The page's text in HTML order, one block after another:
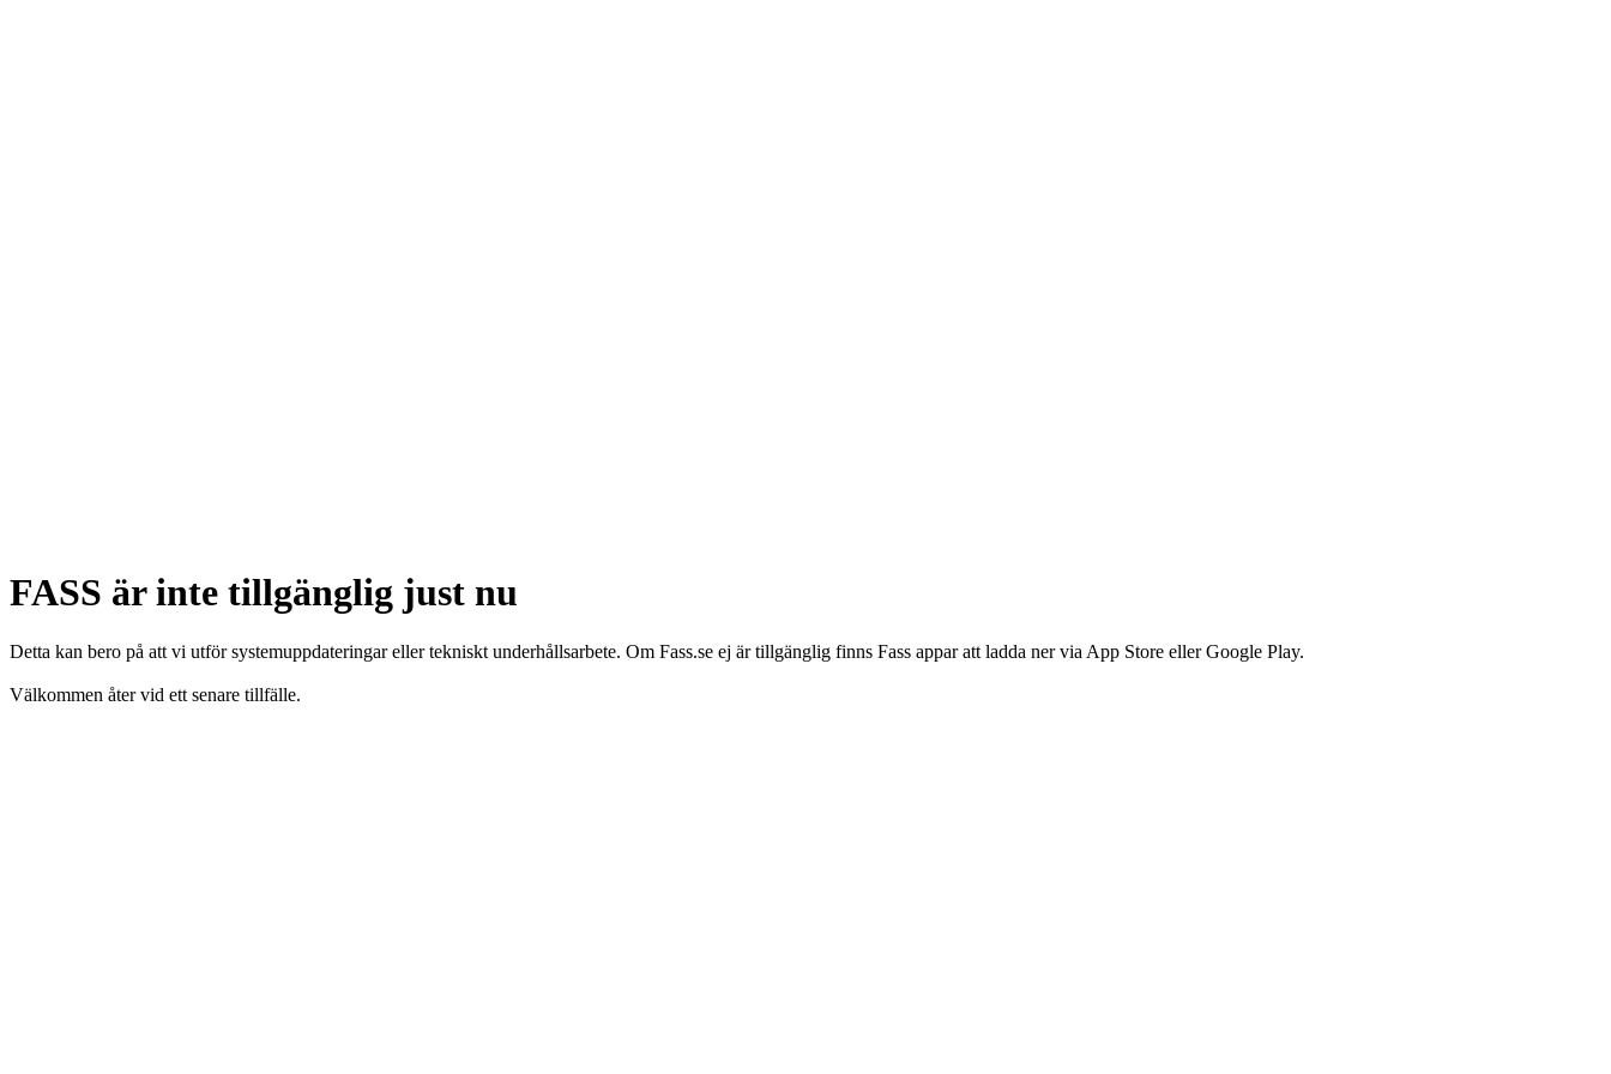
FASS är inte tillgänglig just nu
Detta kan bero på att vi utför systemuppdateringar eller tekniskt underhållsarbete. Om Fass.se ej är tillgänglig finns Fass appar att ladda ner via App Store eller Google Play.
Välkommen åter vid ett senare tillfälle.